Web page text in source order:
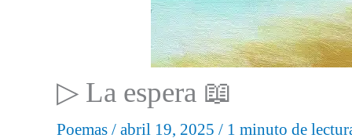
▷ La espera 📖
Poemas / abril 19, 2025 / 1 minuto de